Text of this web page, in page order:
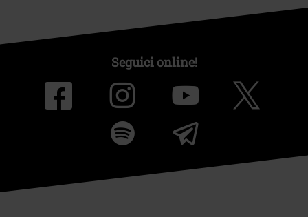
Seguici online!